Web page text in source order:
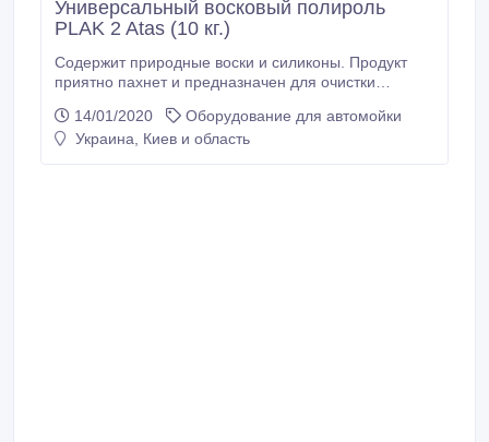
Универсальный восковый полироль
PLAK 2 Atas (10 кг.)
Содержит природные воски и силиконы. Продукт
приятно пахнет и предназначен для очистки
например, приборных досок, бампера и салона
автомобиля в целом, также служит для придания им
14/01/2020
Оборудование для автомойки
Украина, Киев и область